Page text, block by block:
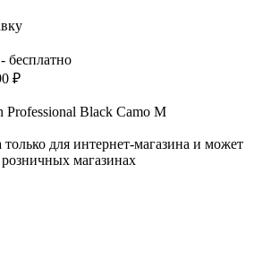
бесплатно
₽
Professional Black Camo M
для интернет-магазина и может
магазинах